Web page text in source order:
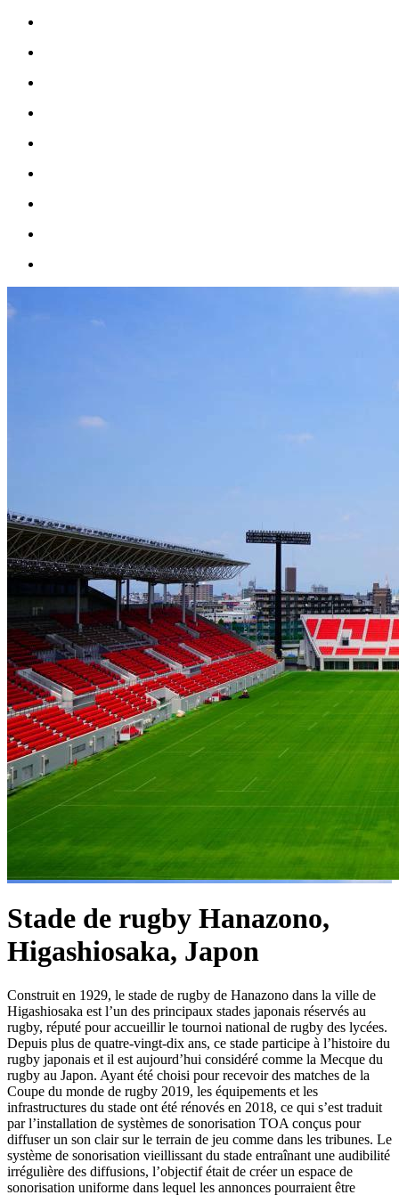
Stade de rugby Hanazono,
Higashiosaka, Japon
Construit en 1929, le stade de rugby de Hanazono dans la ville de
Higashiosaka est l’un des principaux stades japonais réservés au
rugby, réputé pour accueillir le tournoi national de rugby des lycées.
Depuis plus de quatre-vingt-dix ans, ce stade participe à l’histoire du
rugby japonais et il est aujourd’hui considéré comme la Mecque du
rugby au Japon. Ayant été choisi pour recevoir des matches de la
Coupe du monde de rugby 2019, les équipements et les
infrastructures du stade ont été rénovés en 2018, ce qui s’est traduit
par l’installation de systèmes de sonorisation TOA conçus pour
diffuser un son clair sur le terrain de jeu comme dans les tribunes. Le
système de sonorisation vieillissant du stade entraînant une audibilité
irrégulière des diffusions, l’objectif était de créer un espace de
sonorisation uniforme dans lequel les annonces pourraient être